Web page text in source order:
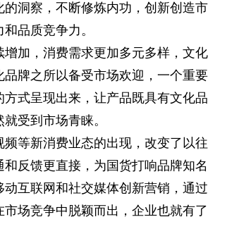
洞察，不断修炼内功，创新创造市
品质竞争力。
加，消费需求更加多元多样，文化
牌之所以备受市场欢迎，一个重要
式呈现出来，让产品既具有文化品
受到市场青睐。
等新消费业态的出现，改变了以往
反馈更直接，为国货打响品牌知名
互联网和社交媒体创新营销，通过
场竞争中脱颖而出，企业也就有了